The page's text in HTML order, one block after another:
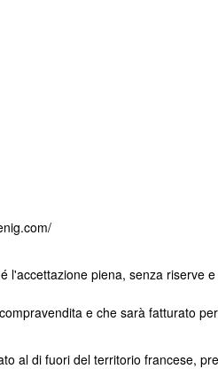
piena, senza riserve
e che sarà fatturato
al di fuori del territorio francese,